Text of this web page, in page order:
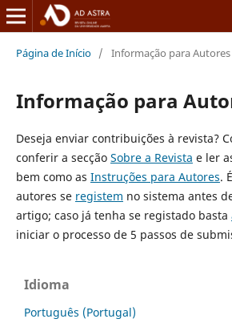
Página de Início / Informação para Autores
Informação para
Deseja enviar contribuições à revista?
conferir a secção Sobre a Revista e ler
bem como as Instruções para Autores.
autores se registem no sistema antes
artigo; caso já tenha se registado basta
iniciar o processo de 5 passos de
Idioma
Português (Portugal)